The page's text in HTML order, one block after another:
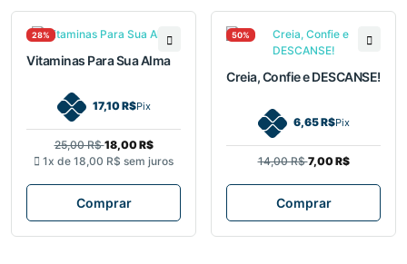
28%
Vitaminas Para Sua Alma
17,10 R$Pix
25,00 R$18,00 R$
1x de 18,00 R$ sem juros
Comprar
50%
Creia, Confie e DESCANSE!
6,65 R$Pix
14,00 R$7,00 R$
Comprar